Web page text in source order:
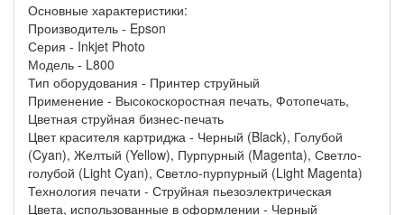
Основные характеристики:
Производитель - Epson
Серия - Inkjet Photo
Модель - L800
Тип оборудования - Принтер струйный
Применение - Высокоскоростная печать, Фотопечать,
Цветная струйная бизнес-печать
Цвет красителя картриджа - Черный (Black), Голубой
(Cyan), Желтый (Yellow), Пурпурный (Magenta), Светло-
голубой (Light Cyan), Светло-пурпурный (Light Magenta)
Технология печати - Струйная пьезоэлектрическая
Цвета, использованные в оформлении - Черный